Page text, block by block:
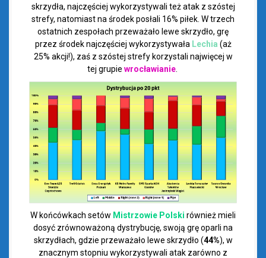
skrzydła, najczęściej wykorzystywali też atak z szóstej
strefy, natomiast na środek posłali 16% piłek. W trzech
ostatnich zespołach przeważało lewe skrzydło, grę
przez środek najczęściej wykorzystywała Lechia (aż
25% akcji!), zaś z szóstej strefy korzystali najwięcej w
tej grupie wrocławianie.
W końcówkach setów Mistrzowie Polski równieżmieli
dosyć zrównoważoną dystrybucję, swoją grę oparli na
skrzydłach, gdzie przeważało lewe skrzydło (44%), w
znacznym stopniu wykorzystywali atak zarówno z